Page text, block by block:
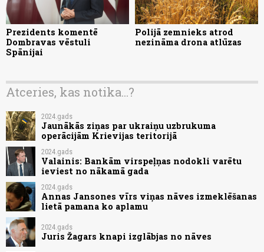
Prezidents komentē
Dombravas vēstuli
Spānijai
Polijā zemnieks atrod
nezināma drona atlūzas
Atceries, kas notika...?
2024.gads
Jaunākās ziņas par ukraiņu uzbrukuma
operācijām Krievijas teritorijā
2024.gads
Valainis: Bankām virspeļņas nodokli varētu
ieviest no nākamā gada
2024.gads
Annas Jansones vīrs viņas nāves izmeklēšanas
lietā pamana ko aplamu
2024.gads
Juris Žagars knapi izglābjas no nāves